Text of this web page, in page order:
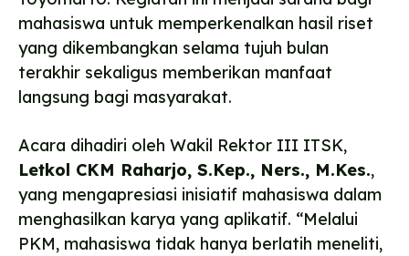
mahasiswa untuk memperkenalkan hasil riset
yang dikembangkan selama tujuh bulan
terakhir sekaligus memberikan manfaat
langsung bagi masyarakat.
Acara dihadiri oleh Wakil Rektor III ITSK,
Letkol CKM Raharjo, S.Kep., Ners., M.Kes.,
yang mengapresiasi inisiatif mahasiswa dalam
menghasilkan karya yang aplikatif. “Melalui
PKM, mahasiswa tidak hanya berlatih meneliti,